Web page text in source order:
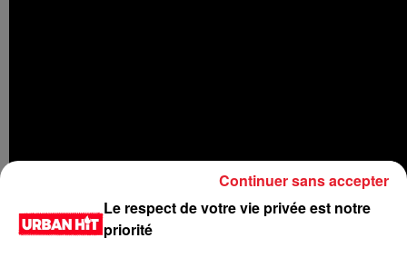
Le respect de votre vie privée est notre
priorité
Continuer sans accepter